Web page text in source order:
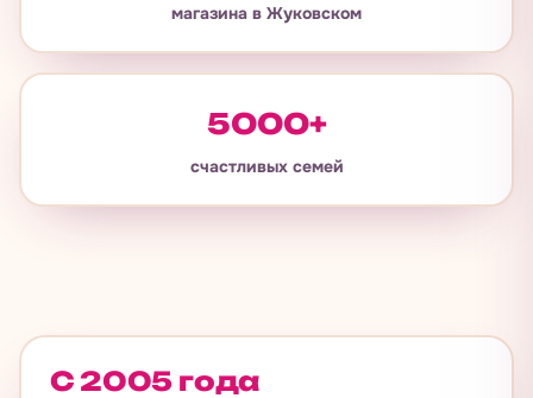
магазина в Жуковском
5000+
счастливых семей
С 2005 года